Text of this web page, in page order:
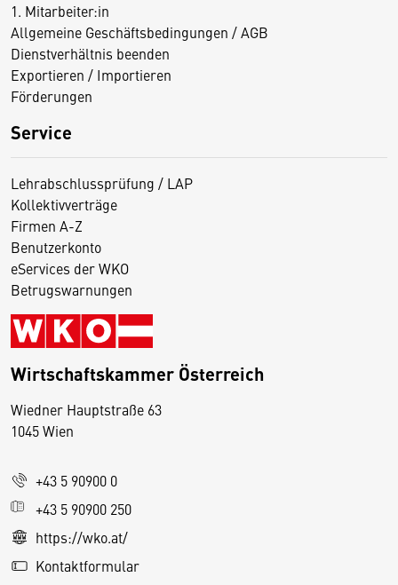
1. Mitarbeiter:in
Allgemeine Geschäftsbedingungen / AGB
Dienstverhältnis beenden
Exportieren / Importieren
Förderungen
Service
Lehrabschlussprüfung / LAP
Kollektivverträge
Firmen A-Z
Benutzerkonto
eServices der WKO
Betrugswarnungen
Wirtschaftskammer Österreich
Wiedner Hauptstraße 63
1045 Wien
+43 5 90900 0
+43 5 90900 250
https://wko.at/
Kontaktformular
D
s
e
S
e